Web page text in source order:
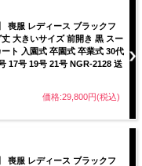
喪服 レディース ブラックフ
大きいサイズ 前開き 黒 スー
ト 入園式 卒園式 卒業式 30代
17号 19号 21号 NGR-2128 送
価格:29,800円(税込)
喪服 レディース ブラックフ